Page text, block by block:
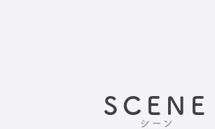
SCENE
シーン